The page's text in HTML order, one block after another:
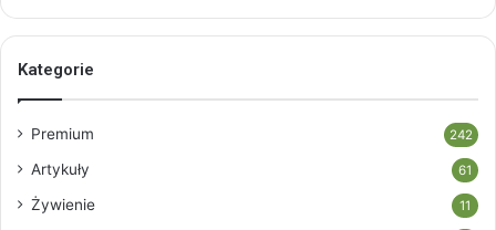
Kategorie
Premium 242
Artykuły 61
Żywienie 11